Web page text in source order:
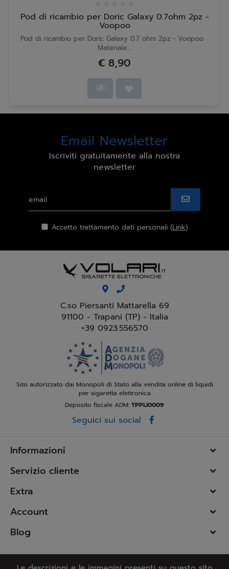
Pod di ricambio per Doric Galaxy 0.7ohm 2pz -
Voopoo
Pod di ricambio per Doric Galaxy 0.7 ohm 2pz - Voopoo
Materiale:...
€ 8,90
Email Newsletter
Iscriviti gratuitamente alla nostra
newsletter
Accetto trattamento dati personali (Link)
C.so Piersanti Mattarella 69
91100 - Trapani (TP) - Italia
+39 0923.556570
Sito autorizzato dai Monopoli di Stato alla vendita online di liquidi
per sigaretta elettronica
Deposito fiscale ADM: TPPLI0009
Seguici sui social
Informazioni
Servizio cliente
Extra
Account
Blog